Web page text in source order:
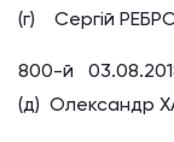
(г) Сергій
800-й
(д) Олександр